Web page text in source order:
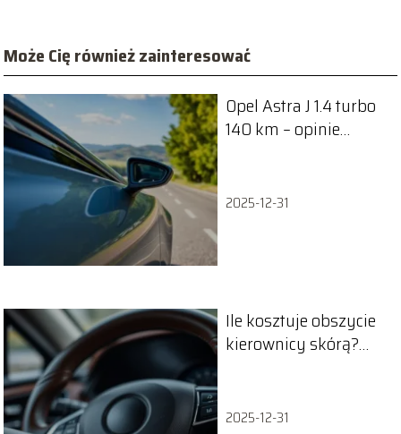
Może Cię również zainteresować
Opel Astra J 1.4 turbo
140 km – opinie
2025-12-31
Ile kosztuje obszycie
kierownicy skórą?
2025-12-31